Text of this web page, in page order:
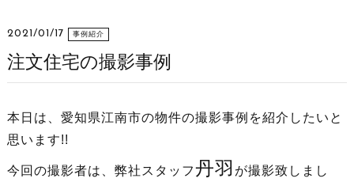
2021/01/17 事例紹介
注文住宅の撮影事例
本日は、愛知県江南市の物件の撮影事例を紹介したいと
思います!!
今回の撮影者は、弊社スタッフ丹羽 が撮影致しまし